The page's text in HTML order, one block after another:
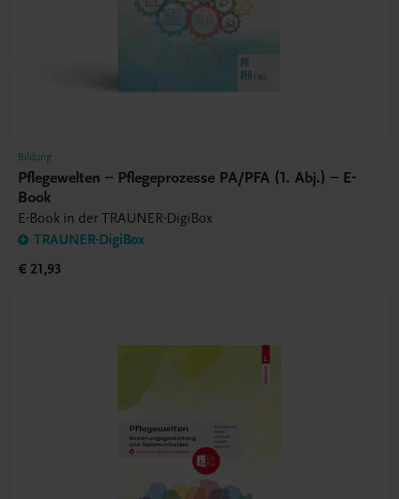
Bildung
Pflegewelten – Pflegeprozesse PA/PFA (1. Abj.) – E-
Book
E-Book in der TRAUNER-DigiBox
TRAUNER-DigiBox
€ 21,93